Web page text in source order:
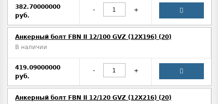
382.70000000
руб.
- +
Анкерный болт FBN II 12/100 GVZ (12X196) (20)
В наличии
419.09000000
руб.
- +
Анкерный болт FBN II 12/120 GVZ (12X216) (20)